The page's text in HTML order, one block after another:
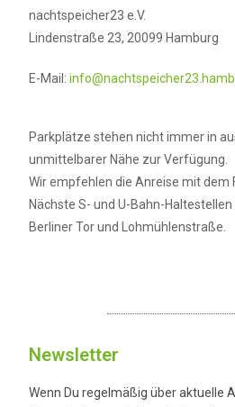
nachtspeicher23 e.V.
Lindenstraße 23, 20099 Hamburg
E-Mail:
Parkplätze stehen nicht immer in
unmittelbarer Nähe zur Verfügung.
Wir empfehlen die Anreise mit dem
Nächste S- und U-Bahn-
Berliner Tor und Lohmühlenstraße.
Newsletter
Wenn Du regelmäßig über aktuelle